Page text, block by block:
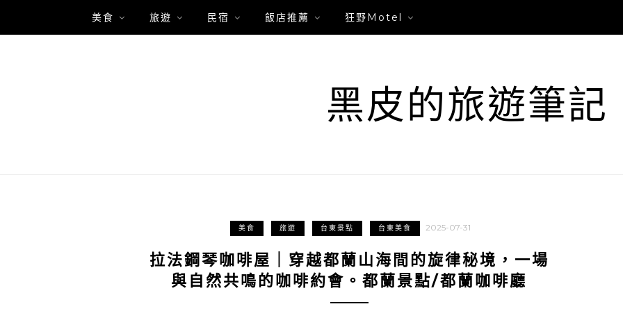
美食 旅遊 民宿 飯店推薦 狂野Motel
黑皮的旅遊筆記
美食 旅遊 台東景點 台東美食 2025-07-31
拉法鋼琴咖啡屋｜穿越都蘭山海間的旋律秘境，一場
與自然共鳴的咖啡約會。都蘭景點/都蘭咖啡廳